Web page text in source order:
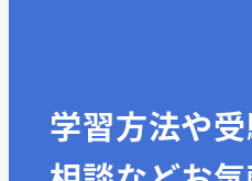
学習方法や